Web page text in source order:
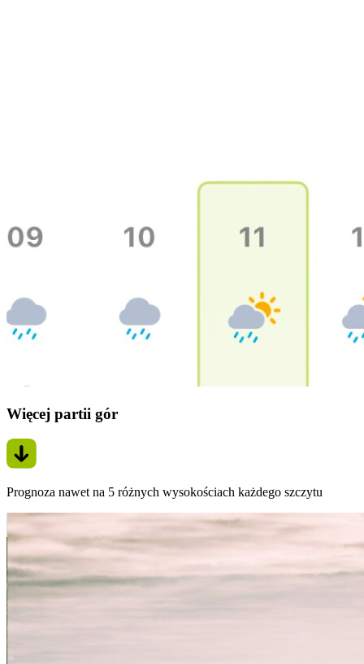
Więcej partii gór
Prognoza nawet na 5 różnych wysokościach każdego szczytu